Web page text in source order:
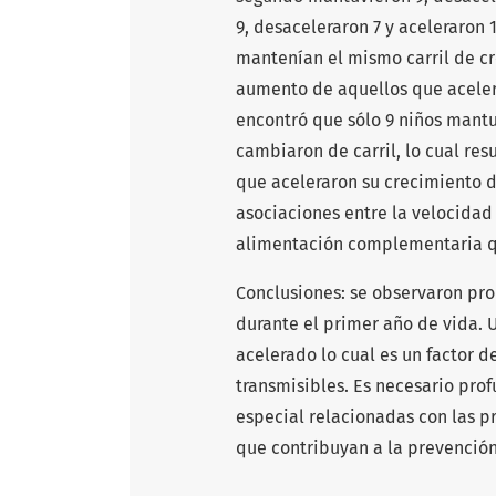
9, desaceleraron 7 y
mantenían el mismo carril de
aumento de aquellos que
encontró que sólo 9 niños
cambiaron de carril, lo cual
que aceleraron su crecimiento
asociaciones entre la
alimentación complementaria
Conclusiones: se observaron
durante el primer año de vida.
acelerado lo cual es un factor
transmisibles. Es necesario
especial relacionadas con las
que contribuyan a la